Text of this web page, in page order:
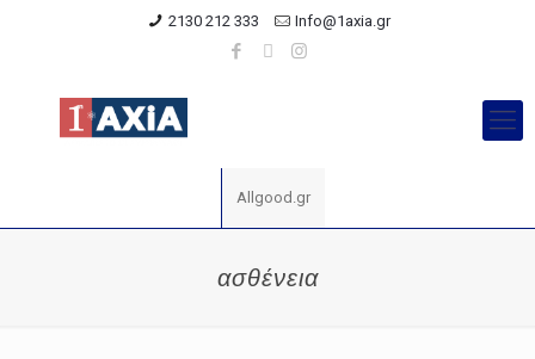
2130 212 333 Info@1axia.gr
Allgood.gr
ασθένεια